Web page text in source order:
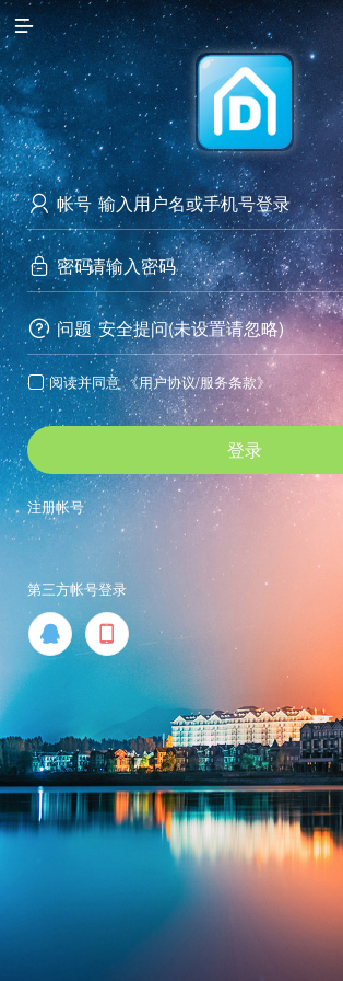

访问电脑版

 帐号
 密码
 问题 安全提问(未设置请忽略)
 阅读并同意 《用户协议/服务条款》
登录
注册帐号
第三方帐号登录
 